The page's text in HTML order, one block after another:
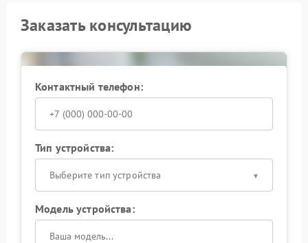
Заказать консультацию
Контактный телефон:
Тип устройства:
Выберите тип устройства
Модель устройства: